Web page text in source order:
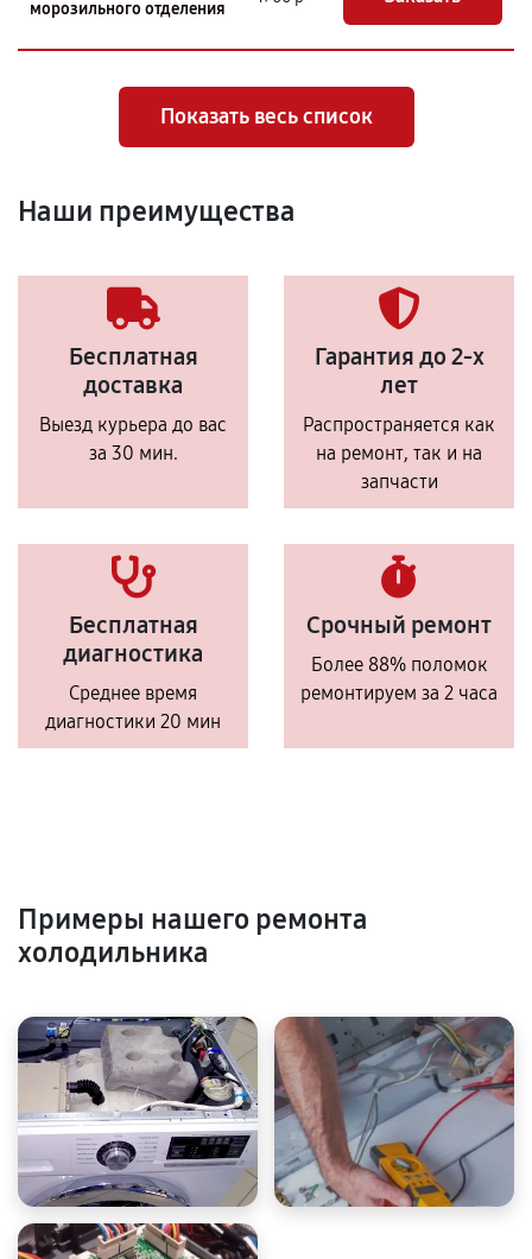
морозильного отделения
Показать весь список
Наши преимущества
Бесплатная
доставка
Выезд курьера до вас
за 30 мин.
Гарантия до 2-х
лет
Распространяется как
на ремонт, так и на
запчасти
Бесплатная
диагностика
Среднее время
диагностики 20 мин
Срочный ремонт
Более 88% поломок
ремонтируем за 2 часа
Примеры нашего ремонта
холодильника